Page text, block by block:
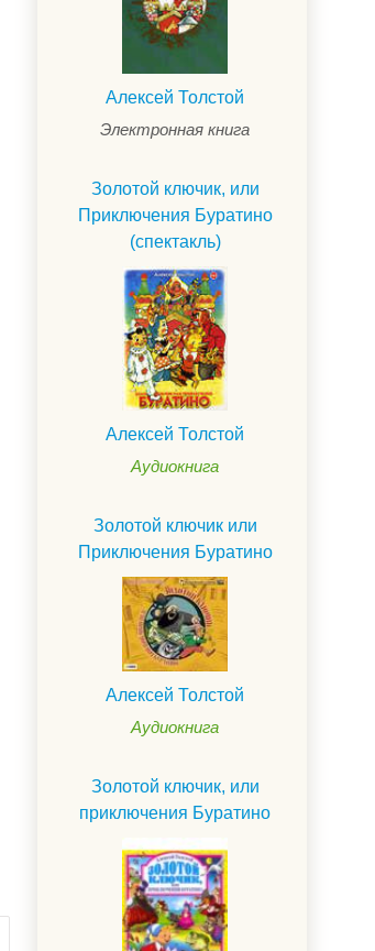
Алексей Толстой
Электронная книга
Золотой ключик, или
Приключения Буратино
(спектакль)
Алексей Толстой
Аудиокнига
Золотой ключик или
Приключения Буратино
Алексей Толстой
Аудиокнига
Золотой ключик, или
приключения Буратино